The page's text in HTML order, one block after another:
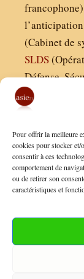
Pour offrir la meilleure
cookies pour stocker et/
consentir à ces
comportement de
ou de retirer son
caractéristiques et
francophone)
(Cabinet de
SLDS
Défense,
Finaldées
Siège social
Nous
Conditions
Politique de